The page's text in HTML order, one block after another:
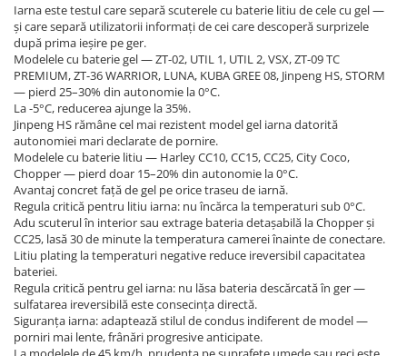
Iarna este testul care separă scuterele cu baterie litiu de cele cu gel —
și care separă utilizatorii informați de cei care descoperă surprizele
după prima ieșire pe ger.
Modelele cu baterie gel — ZT-02, UTIL 1, UTIL 2, VSX, ZT-09 TC
PREMIUM, ZT-36 WARRIOR, LUNA, KUBA GREE 08, Jinpeng HS, STORM
— pierd 25–30% din autonomie la 0°C.
La -5°C, reducerea ajunge la 35%.
Jinpeng HS rămâne cel mai rezistent model gel iarna datorită
autonomiei mari declarate de pornire.
Modelele cu baterie litiu — Harley CC10, CC15, CC25, City Coco,
Chopper — pierd doar 15–20% din autonomie la 0°C.
Avantaj concret față de gel pe orice traseu de iarnă.
Regula critică pentru litiu iarna: nu încărca la temperaturi sub 0°C.
Adu scuterul în interior sau extrage bateria detașabilă la Chopper și
CC25, lasă 30 de minute la temperatura camerei înainte de conectare.
Litiu plating la temperaturi negative reduce ireversibil capacitatea
bateriei.
Regula critică pentru gel iarna: nu lăsa bateria descărcată în ger —
sulfatarea ireversibilă este consecința directă.
Siguranța iarna: adaptează stilul de condus indiferent de model —
porniri mai lente, frânări progresive anticipate.